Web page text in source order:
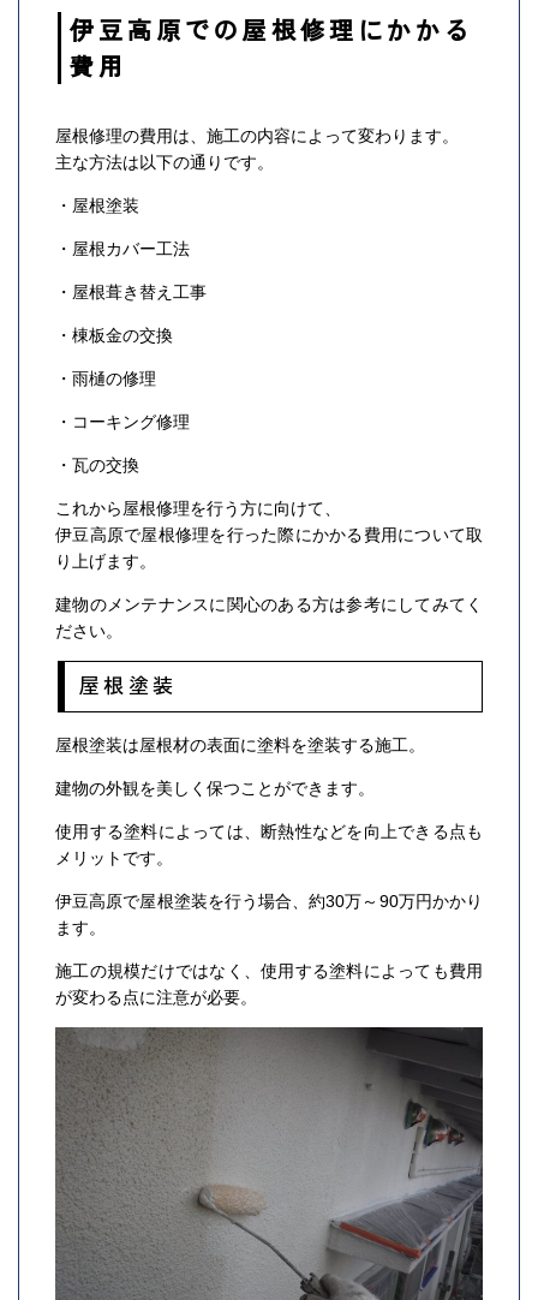
伊豆高原での屋根修理にかかる
費用
屋根修理の費用は、施工の内容によって変わります。
主な方法は以下の通りです。
・屋根塗装
・屋根カバー工法
・屋根葺き替え工事
・棟板金の交換
・雨樋の修理
・コーキング修理
・瓦の交換
これから屋根修理を行う方に向けて、
伊豆高原で屋根修理を行った際にかかる費用について取
り上げます。
建物のメンテナンスに関心のある方は参考にしてみてく
ださい。
屋根塗装
屋根塗装は屋根材の表面に塗料を塗装する施工。
建物の外観を美しく保つことができます。
使用する塗料によっては、断熱性などを向上できる点も
メリットです。
伊豆高原で屋根塗装を行う場合、約30万～90万円かかり
ます。
施工の規模だけではなく、使用する塗料によっても費用
が変わる点に注意が必要。